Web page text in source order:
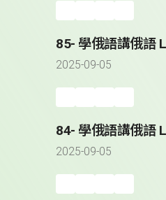
85- 學俄語講俄語
2025-09-05
84- 學俄語講俄語
2025-09-05